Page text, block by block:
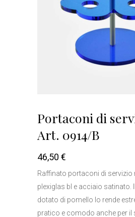
Portaconi di
Art. 0914/B
46,50 €
Raffinato portaconi di servizio
plexiglas bl e acciaio satinato.
dotato di pomello lo rende
pratico e comodo anche per il